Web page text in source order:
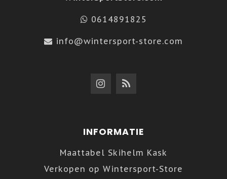
0614891825
info@wintersport-store.com
INFORMATIE
Maattabel Skihelm Kask
Verkopen op Wintersport-Store